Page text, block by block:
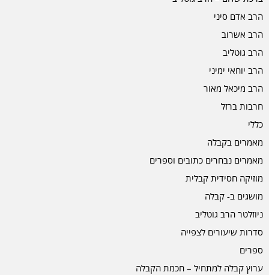
הרב אדם סיני
הרב אשרוב
הרב גוטליב
הרב יוחאי ימיני
הרב מיכאל מאור
חרבות ברזל
כללי
מאמרים בקבלה
מאמרים נבחרים כתובים וספרים
מוזיקה חסידית קבלית
מושגים ב- קבלה
ניוזלטר הרב גוטליב
סדרות שיעורים לצפייה
ספרים
ערוץ קבלה למתחיל – חכמת הקבלה